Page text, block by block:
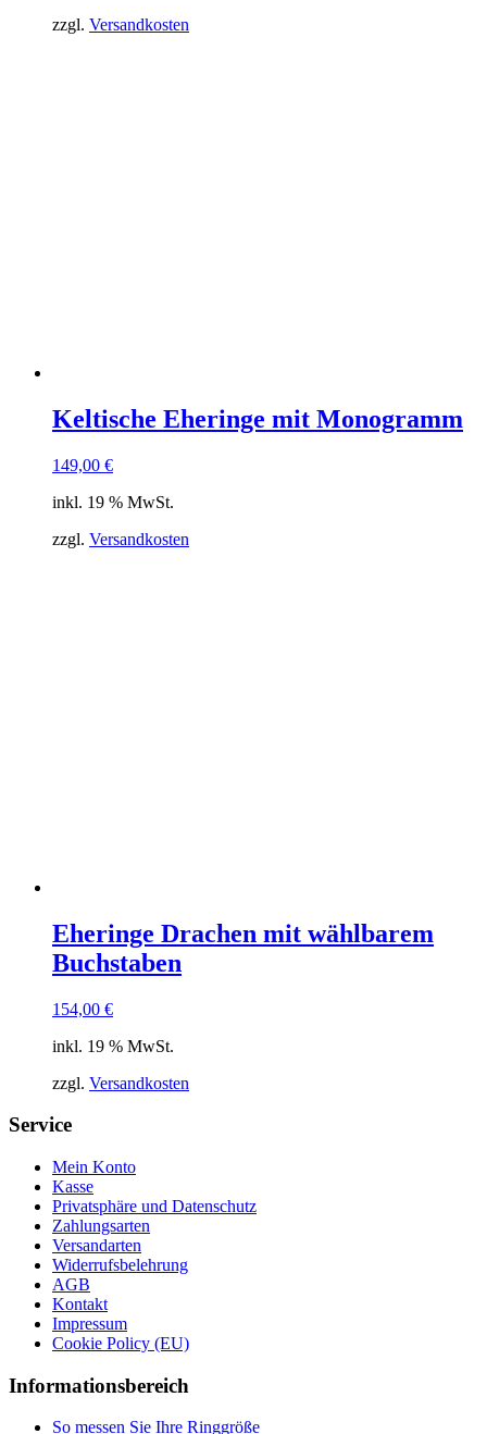
zzgl. Versandkosten
Keltische Eheringe mit Monogramm
149,00 €
inkl. 19 % MwSt.
zzgl. Versandkosten
Eheringe Drachen mit wählbarem
Buchstaben
154,00 €
inkl. 19 % MwSt.
zzgl. Versandkosten
Service
Mein Konto
Kasse
Privatsphäre und Datenschutz
Zahlungsarten
Versandarten
Widerrufsbelehrung
AGB
Kontakt
Impressum
Cookie Policy (EU)
Informationsbereich
So messen Sie Ihre Ringgröße